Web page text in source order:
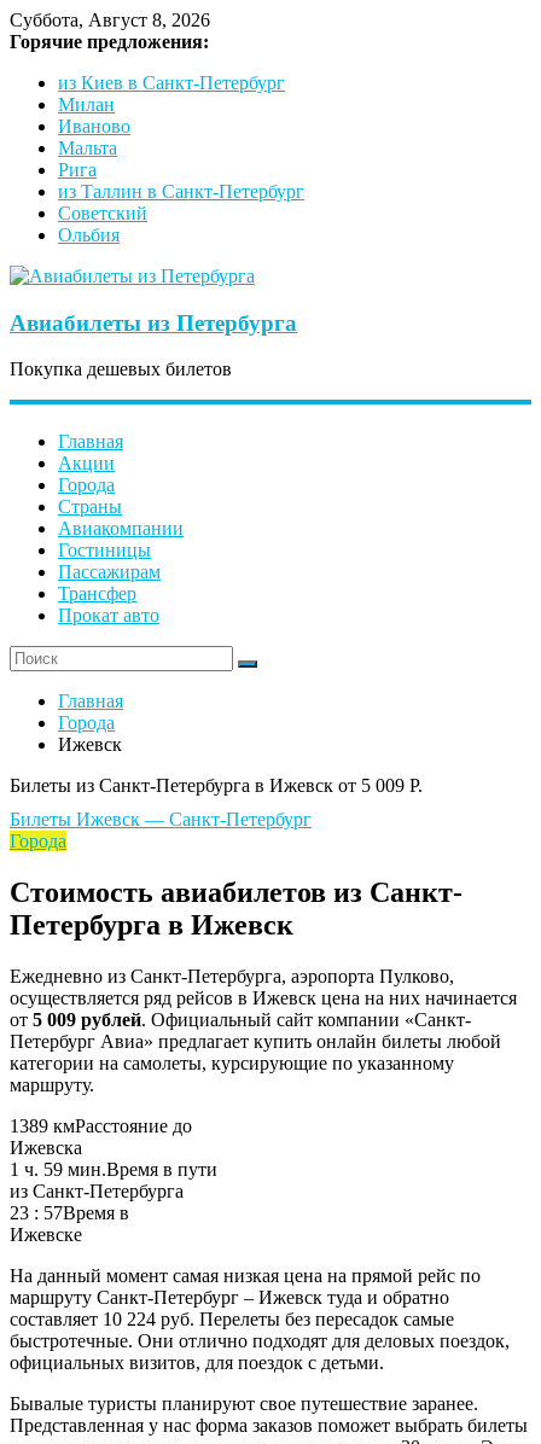
Суббота, Август 8, 2026
Горячие предложения:
из Киев в Санкт-Петербург
Милан
Иваново
Мальта
Рига
из Таллин в Санкт-Петербург
Советский
Ольбия
Авиабилеты из Петербурга
Покупка дешевых билетов
Главная
Акции
Города
Страны
Авиакомпании
Гостиницы
Пассажирам
Трансфер
Прокат авто
Главная
Города
Ижевск
Билеты из Санкт-Петербурга в Ижевск от 5 009 Р.
Билеты Ижевск — Санкт-Петербург
Города
Стоимость авиабилетов из Санкт-
Петербурга в Ижевск
Ежедневно из Санкт-Петербурга, аэропорта Пулково,
осуществляется ряд рейсов в Ижевск цена на них начинается
от 5 009 рублей. Официальный сайт компании «Санкт-
Петербург Авиа» предлагает купить онлайн билеты любой
категории на самолеты, курсирующие по указанному
маршруту.
1389 кмРасстояние до
Ижевска
1 ч. 59 мин.Время в пути
из Санкт-Петербурга
23 : 57Время в
Ижевске
На данный момент самая низкая цена на прямой рейс по
маршруту Санкт-Петербург – Ижевск туда и обратно
составляет 10 224 руб. Перелеты без пересадок самые
быстротечные. Они отлично подходят для деловых поездок,
официальных визитов, для поездок с детьми.
Бывалые туристы планируют свое путешествие заранее.
Представленная у нас форма заказов поможет выбрать билеты